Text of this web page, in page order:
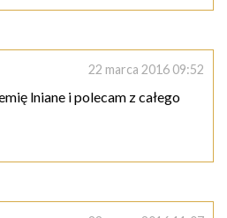
22 marca 2016 09:52
lniane i polecam z całego